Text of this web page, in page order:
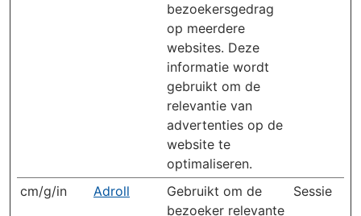
bezoekersgedrag
op meerdere
websites. Deze
informatie wordt
gebruikt om de
relevantie van
advertenties op de
website te
optimaliseren.
cm/g/in Adroll
Gebruikt om de
bezoeker relevante
Sessie